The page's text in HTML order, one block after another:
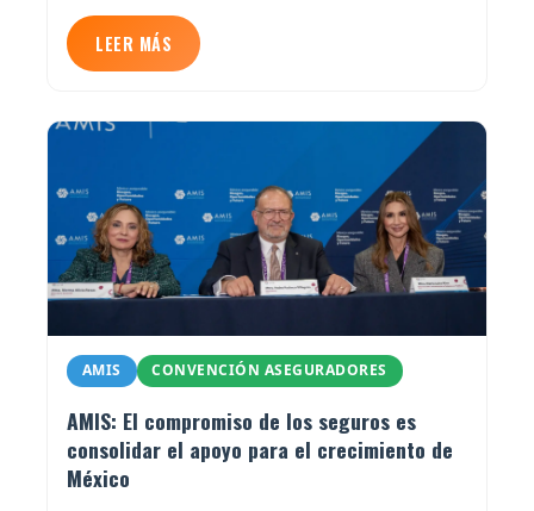
LEER MÁS
AMIS CONVENCIÓN ASEGURADORES
AMIS: El compromiso de los seguros es
consolidar el apoyo para el crecimiento de
México